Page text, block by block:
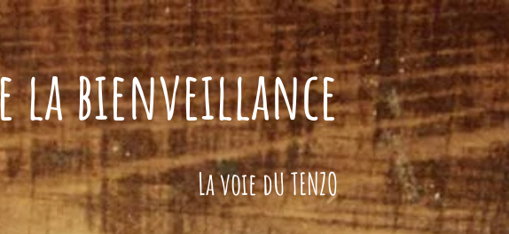
la bienveillance
La voie dU TENZO